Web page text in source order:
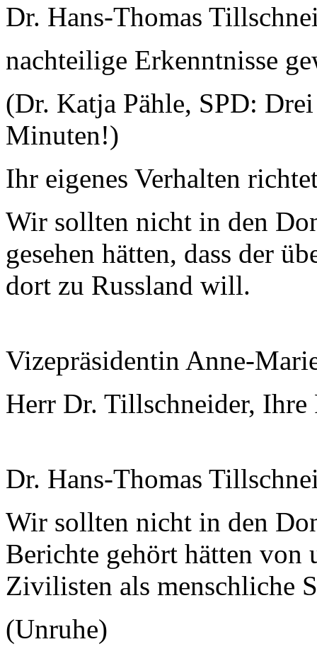
Dr. Hans-Thomas
nachteilige Erkenntnisse
(Dr. Katja Pähle, SPD:
Minuten!)
Ihr eigenes Verhalten
Wir sollten nicht in den
gesehen hätten, dass der
dort zu Russland will.
Vizepräsidentin Anne-
Herr Dr. Tillschneider, Ihre
Dr. Hans-Thomas
Wir sollten nicht in den
Berichte gehört hätten von
Zivilisten als menschliche
(Unruhe)